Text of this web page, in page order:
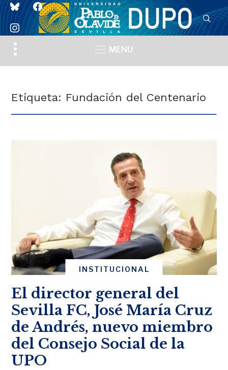
blueskyfacebook
instagram
Toggle
sidebar
MENU
Etiqueta: Fundación del Centenario
INSTITUCIONAL
El director general del
Sevilla FC, José María Cruz
de Andrés, nuevo miembro
del Consejo Social de la
UPO